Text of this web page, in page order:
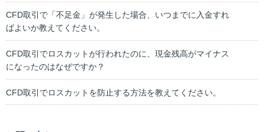
CFD取引で「不足金」が発生した場合、いつまでに入金すれ
ばよいか教えてください。
CFD取引でロスカットが行われたのに、現金残高がマイナス
になったのはなぜですか？
CFD取引でロスカットを防止する方法を教えてください。